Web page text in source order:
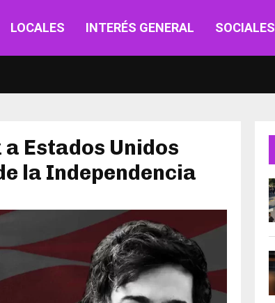
LOCALES INTERÉS GENERAL SOCIALES
Estados Unidos
la Independencia